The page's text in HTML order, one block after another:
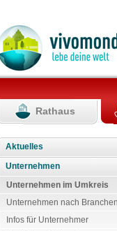
Rathaus
Aktuelles
Unternehmen
Unternehmen im Umkreis
Unternehmen nach Branchen
Infos für Unternehmer